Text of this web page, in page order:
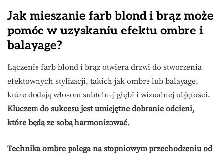
Jak mieszanie farb blond i brąz może
pomóc w uzyskaniu efektu ombre i
balayage?
Łączenie farb blond i brąz otwiera drzwi do stworzenia
efektownych stylizacji, takich jak ombre lub balayage,
które dodają włosom subtelnej głębi i wizualnej objętości.
Kluczem do sukcesu jest umiejętne dobranie odcieni,
które będą ze sobą harmonizować.
Technika ombre polega na stopniowym przechodzeniu od